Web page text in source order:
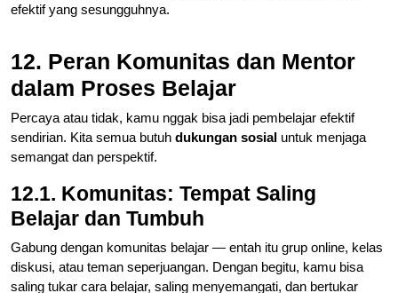
efektif yang sesungguhnya.
12. Peran Komunitas dan Mentor
dalam Proses Belajar
Percaya atau tidak, kamu nggak bisa jadi pembelajar efektif
sendirian. Kita semua butuh dukungan sosial untuk menjaga
semangat dan perspektif.
12.1. Komunitas: Tempat Saling
Belajar dan Tumbuh
Gabung dengan komunitas belajar — entah itu grup online, kelas
diskusi, atau teman seperjuangan. Dengan begitu, kamu bisa
saling tukar cara belajar, saling menyemangati, dan bertukar